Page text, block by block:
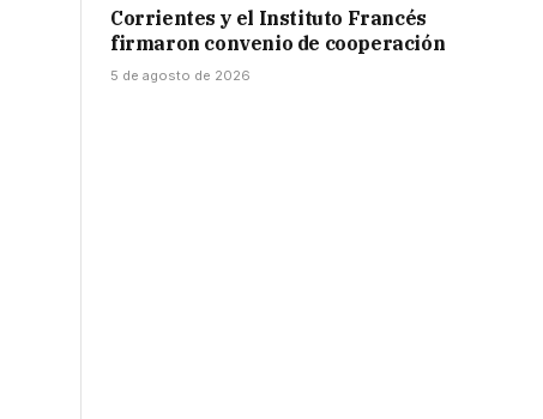
Corrientes y el Instituto Francés
firmaron convenio de cooperación
5 de agosto de 2026